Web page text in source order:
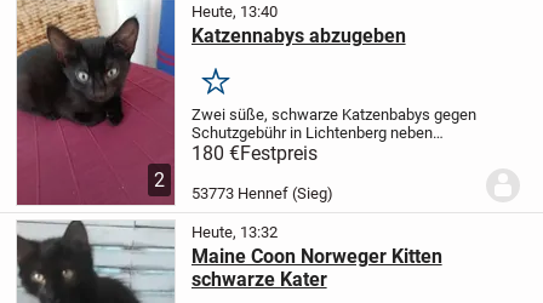
2
Heute, 13:40
Katzennabys abzugeben
Merken
Zwei süße, schwarze Katzenbabys gegen
Schutzgebühr in Lichtenberg neben
Hennef abzuheben.
verspielt, verschmust und an Menschen
gewöhnt.Die Mutter der Kätzchen ist eine
180 €Festpreis
53773 Hennef (Sieg)
Heute, 13:32
Maine Coon Norweger Kitten
schwarze Kater